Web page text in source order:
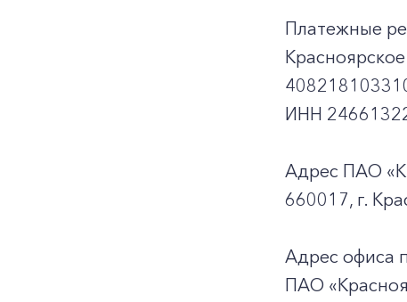
Платежные
ИНН
Адрес ПАО
660017, г.
Адрес офиса
ПАО